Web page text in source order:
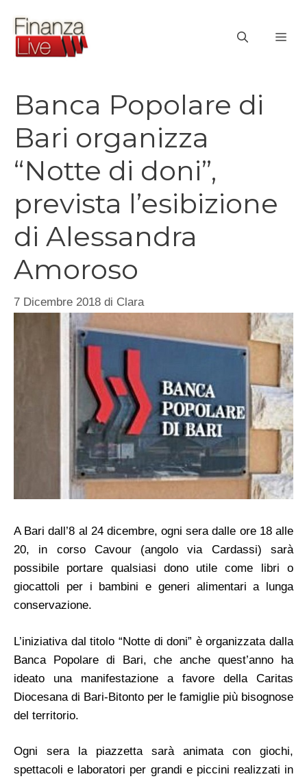
contenuto
Banca Popolare di
Bari organizza
“Notte di doni”,
prevista l’esibizione
di Alessandra
Amoroso
7 Dicembre 2018 di Clara
A Bari dall’8 al 24 dicembre, ogni sera dalle ore 18 alle
20, in corso Cavour (angolo via Cardassi) sarà
possibile portare qualsiasi dono utile come libri o
giocattoli per i bambini e generi alimentari a lunga
conservazione.
L’iniziativa dal titolo “Notte di doni” è organizzata dalla
Banca Popolare di Bari, che anche quest’anno ha
ideato una manifestazione a favore della Caritas
Diocesana di Bari-Bitonto per le famiglie più bisognose
del territorio.
Ogni sera la piazzetta sarà animata con giochi,
spettacoli e laboratori per grandi e piccini realizzati in